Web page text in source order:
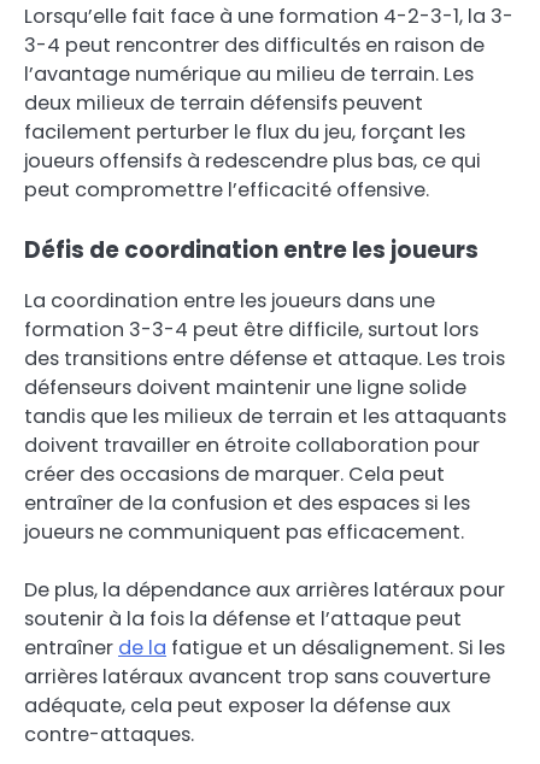
Lorsqu’elle fait face à une formation 4-2-3-1, la 3-
3-4 peut rencontrer des difficultés en raison de
l’avantage numérique au milieu de terrain. Les
deux milieux de terrain défensifs peuvent
facilement perturber le flux du jeu, forçant les
joueurs offensifs à redescendre plus bas, ce qui
peut compromettre l’efficacité offensive.
Défis de coordination entre les joueurs
La coordination entre les joueurs dans une
formation 3-3-4 peut être difficile, surtout lors
des transitions entre défense et attaque. Les trois
défenseurs doivent maintenir une ligne solide
tandis que les milieux de terrain et les attaquants
doivent travailler en étroite collaboration pour
créer des occasions de marquer. Cela peut
entraîner de la confusion et des espaces si les
joueurs ne communiquent pas efficacement.
De plus, la dépendance aux arrières latéraux pour
soutenir à la fois la défense et l’attaque peut
entraîner de la fatigue et un désalignement. Si les
arrières latéraux avancent trop sans couverture
adéquate, cela peut exposer la défense aux
contre-attaques.